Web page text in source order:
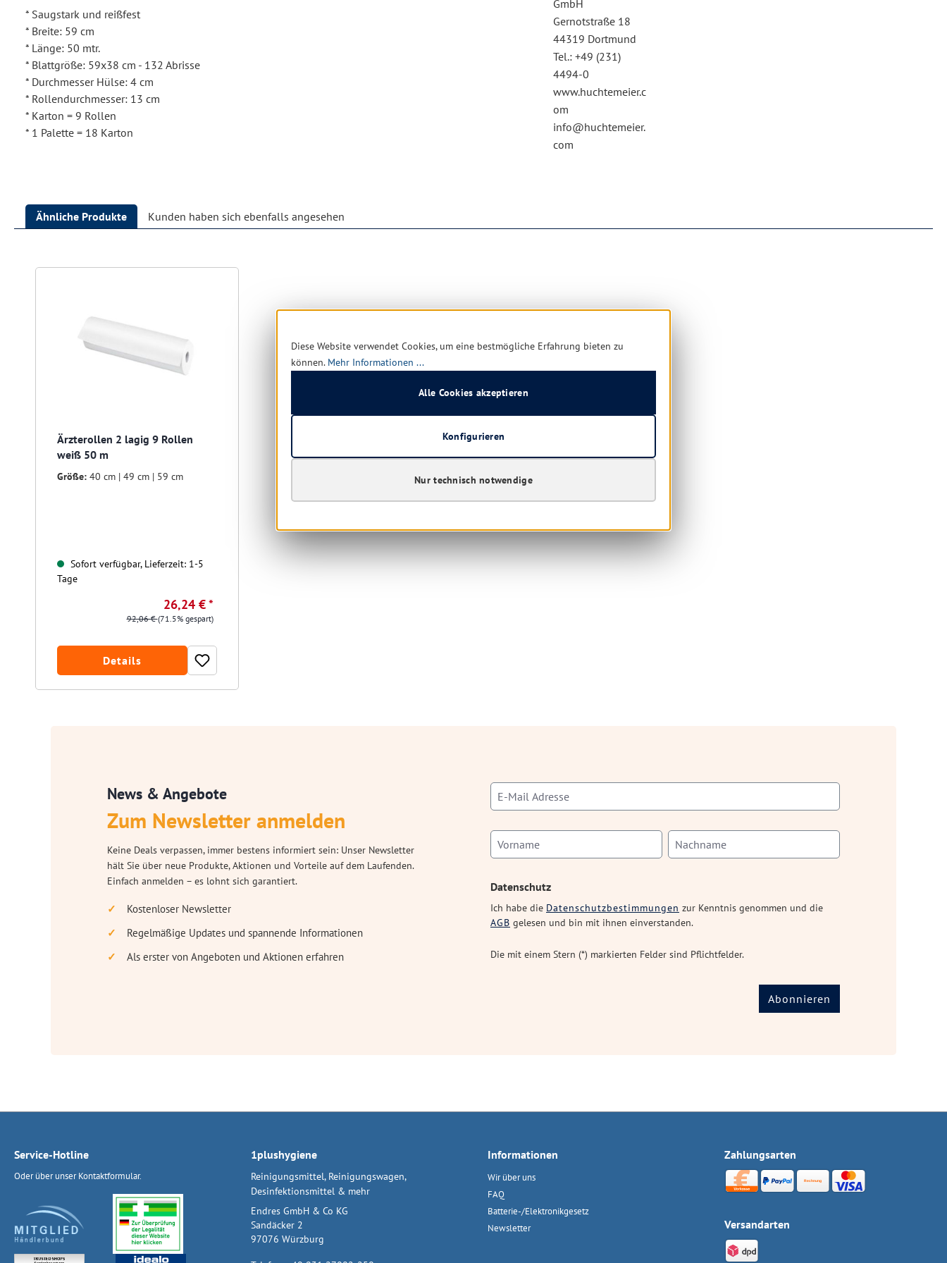
* Saugstark und reißfest
* Breite: 59 cm
* Länge: 50 mtr.
* Blattgröße: 59x38 cm - 132 Abrisse
* Durchmesser Hülse: 4 cm
* Rollendurchmesser: 13 cm
* Karton = 9 Rollen
* 1 Palette = 18 Karton
GmbH
Gernotstraße 18
44319 Dortmund
Tel.: +49 (231)
4494-0
www.huchtemeier.c
om
info@huchtemeier.
com
Ähnliche Produkte Kunden haben sich ebenfalls angesehen
Ärzterollen 2 lagig 9 Rollen
weiß 50 m
Größe: 40 cm | 49 cm | 59 cm
Sofort verfügbar, Lieferzeit: 1-5
Tage
26,24 € *
92,06 €(71.5% gespart)
Details
News & Angebote
Zum Newsletter anmelden
Keine Deals verpassen, immer bestens informiert sein: Unser Newsletter
hält Sie über neue Produkte, Aktionen und Vorteile auf dem Laufenden.
Einfach anmelden – es lohnt sich garantiert.
Kostenloser Newsletter
Regelmäßige Updates und spannende Informationen
Als erster von Angeboten und Aktionen erfahren
Datenschutz
Ich habe die Datenschutzbestimmungen zur Kenntnis genommen und die
AGB gelesen und bin mit ihnen einverstanden.
Die mit einem Stern (*) markierten Felder sind Pflichtfelder.
Abonnieren
Service-Hotline
Oder über unserKontaktformular.
1plushygiene
Reinigungsmittel, Reinigungswagen,
Desinfektionsmittel & mehr
Endres GmbH & Co KG
Sandäcker 2
97076 Würzburg
Informationen
Wir über uns
FAQ
Batterie-/Elektronikgesetz
Newsletter
Zahlungsarten
Versandarten
Diese Website verwendet Cookies, um eine bestmögliche Erfahrung bieten zu
können. Mehr Informationen ...
Nur technisch notwendige
Konfigurieren
Alle Cookies akzeptieren